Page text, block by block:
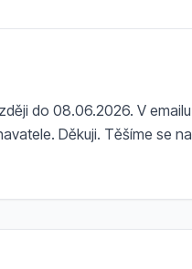
do 08.06.2026. V emailu
Děkuji. Těšíme se na